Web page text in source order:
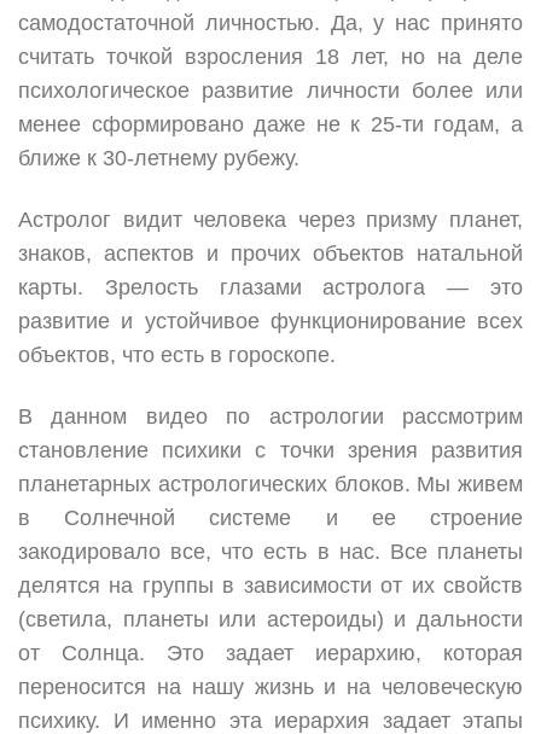
самодостаточной личностью. Да, у нас принято
считать точкой взросления 18 лет, но на деле
психологическое развитие личности более или
менее сформировано даже не к 25-ти годам, а
ближе к 30-летнему рубежу.
Астролог видит человека через призму планет,
знаков, аспектов и прочих объектов натальной
карты. Зрелость глазами астролога — это
развитие и устойчивое функционирование всех
объектов, что есть в гороскопе.
В данном видео по астрологии рассмотрим
становление психики с точки зрения развития
планетарных астрологических блоков. Мы живем
в Солнечной системе и ее строение
закодировало все, что есть в нас. Все планеты
делятся на группы в зависимости от их свойств
(светила, планеты или астероиды) и дальности
от Солнца. Это задает иерархию, которая
переносится на нашу жизнь и на человеческую
психику. И именно эта иерархия задает этапы